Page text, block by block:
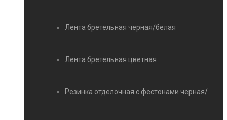
Лента бретельная черная/белая
Лента бретельная цветная
Резинка отделочная с фестонами черная/